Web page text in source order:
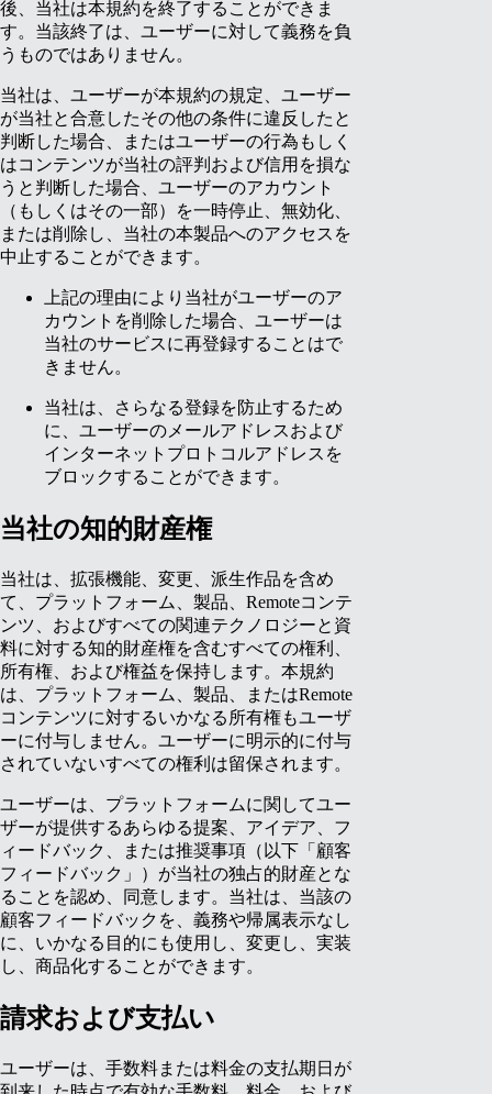
後、当社は本規約を終了することができま
す。当該終了は、ユーザーに対して義務を負
うものではありません。
当社は、ユーザーが本規約の規定、ユーザー
が当社と合意したその他の条件に違反したと
判断した場合、またはユーザーの行為もしく
はコンテンツが当社の評判および信用を損な
うと判断した場合、ユーザーのアカウント
（もしくはその一部）を一時停止、無効化、
または削除し、当社の本製品へのアクセスを
中止することができます。
上記の理由により当社がユーザーのア
カウントを削除した場合、ユーザーは
当社のサービスに再登録することはで
きません。
当社は、さらなる登録を防止するため
に、ユーザーのメールアドレスおよび
インターネットプロトコルアドレスを
ブロックすることができます。
当社の知的財産権
当社は、拡張機能、変更、派生作品を含め
て、プラットフォーム、製品、Remoteコンテ
ンツ、およびすべての関連テクノロジーと資
料に対する知的財産権を含むすべての権利、
所有権、および権益を保持します。本規約
は、プラットフォーム、製品、またはRemote
コンテンツに対するいかなる所有権もユーザ
ーに付与しません。ユーザーに明示的に付与
されていないすべての権利は留保されます。
ユーザーは、プラットフォームに関してユー
ザーが提供するあらゆる提案、アイデア、フ
ィードバック、または推奨事項（以下「顧客
フィードバック」）が当社の独占的財産とな
ることを認め、同意します。当社は、当該の
顧客フィードバックを、義務や帰属表示なし
に、いかなる目的にも使用し、変更し、実装
し、商品化することができます。
請求および支払い
ユーザーは、手数料または料金の支払期日が